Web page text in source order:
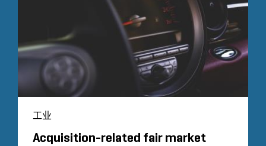
工业
Acquisition-related fair market